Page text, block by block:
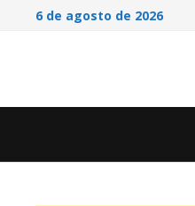
Saltar6 de agosto de 2026